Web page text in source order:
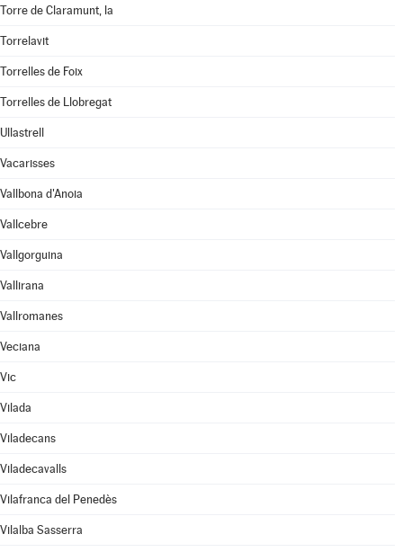
Torre de Claramunt, la
Torrelavit
Torrelles de Foix
Torrelles de Llobregat
Ullastrell
Vacarisses
Vallbona d'Anoia
Vallcebre
Vallgorguina
Vallirana
Vallromanes
Veciana
Vic
Vilada
Viladecans
Viladecavalls
Vilafranca del Penedès
Vilalba Sasserra